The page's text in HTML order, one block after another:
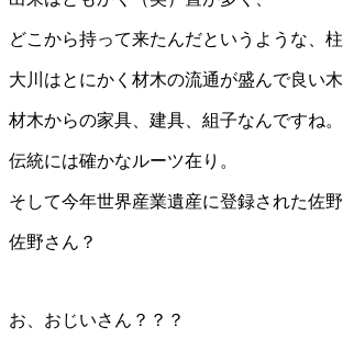
どこから持って来たんだというような、
大川はとにかく材木の流通が盛んで良い
材木からの家具、建具、組子なんですね。
伝統には確かなルーツ在り。
そして今年世界産業遺産に登録された佐
佐野さん？
お、おじいさん？？？